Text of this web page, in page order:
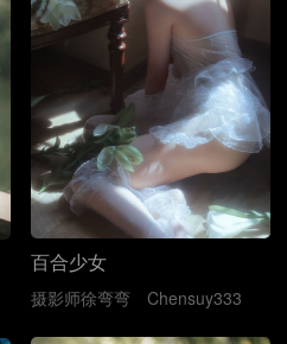
百合少女
摄影师徐弯弯 Chensuy333